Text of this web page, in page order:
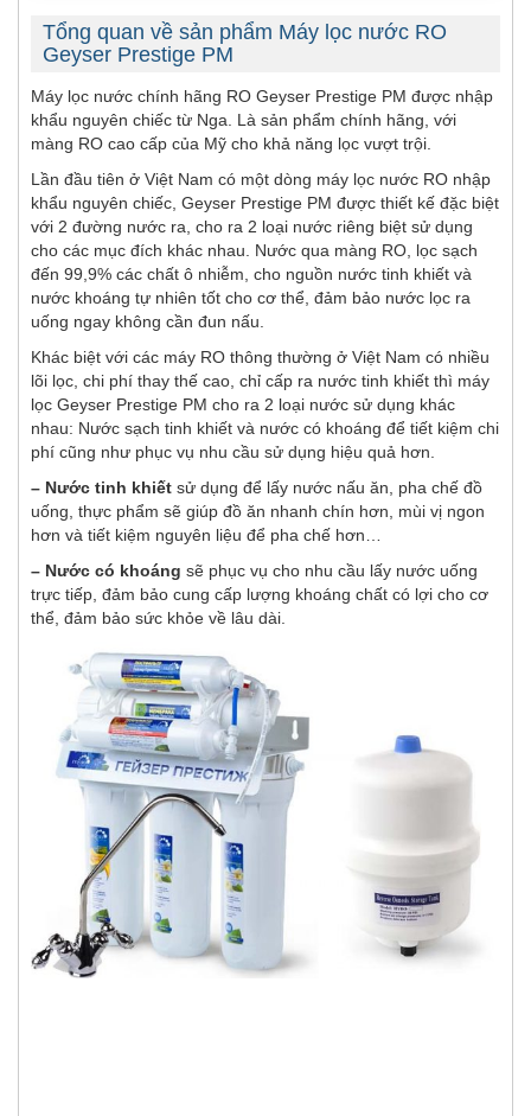
Tổng quan về sản phẩm Máy lọc nước RO
Geyser Prestige PM
Máy lọc nước chính hãng RO Geyser Prestige PМ được nhập
khẩu nguyên chiếc từ Nga. Là sản phẩm chính hãng, với
màng RO cao cấp của Mỹ cho khả năng lọc vượt trội.
Lần đầu tiên ở Việt Nam có một dòng máy lọc nước RO nhập
khẩu nguyên chiếc, Geyser Prestige PМ được thiết kế đặc biệt
với 2 đường nước ra, cho ra 2 loại nước riêng biệt sử dụng
cho các mục đích khác nhau. Nước qua màng RO, lọc sạch
đến 99,9% các chất ô nhiễm, cho nguồn nước tinh khiết và
nước khoáng tự nhiên tốt cho cơ thể, đảm bảo nước lọc ra
uống ngay không cần đun nấu.
Khác biệt với các máy RO thông thường ở Việt Nam có nhiều
lõi lọc, chi phí thay thế cao, chỉ cấp ra nước tinh khiết thì máy
lọc Geyser Prestige PМ cho ra 2 loại nước sử dụng khác
nhau: Nước sạch tinh khiết và nước có khoáng để tiết kiệm chi
phí cũng như phục vụ nhu cầu sử dụng hiệu quả hơn.
– Nước tinh khiết sử dụng để lấy nước nấu ăn, pha chế đồ
uống, thực phẩm sẽ giúp đồ ăn nhanh chín hơn, mùi vị ngon
hơn và tiết kiệm nguyên liệu để pha chế hơn…
– Nước có khoáng sẽ phục vụ cho nhu cầu lấy nước uống
trực tiếp, đảm bảo cung cấp lượng khoáng chất có lợi cho cơ
thể, đảm bảo sức khỏe về lâu dài.